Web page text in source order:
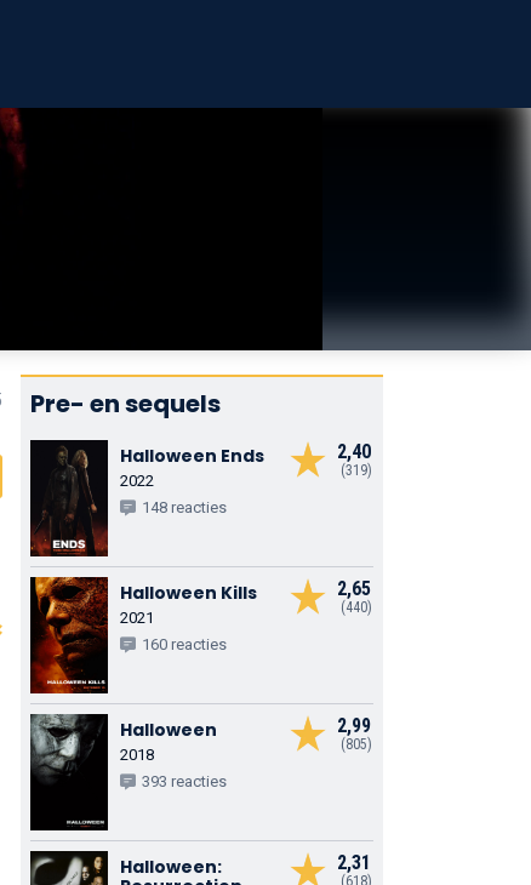
Pre- en sequels
2,40
(319)
Halloween Ends
2022
148 reacties
2,65
(440)
Halloween Kills
2021
160 reacties
2,99
(805)
Halloween
2018
393 reacties
2,31
(618)
Halloween: